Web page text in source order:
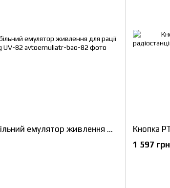
Автомобільний емулятор живлення для рації Baofeng UV-82
1 597 грн